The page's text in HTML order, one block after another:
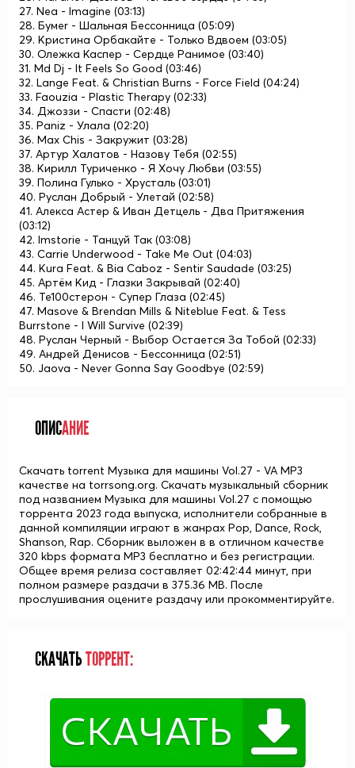
27. Nea - Imagine (03:13)
28. Бумеr - Шальная Бессонница (05:09)
29. Кристина Орбакайте - Только Вдвоем (03:05)
30. Олежка Каспер - Сердце Ранимое (03:40)
31. Md Dj - It Feels So Good (03:46)
32. Lange Feat. & Christian Burns - Force Field (04:24)
33. Faouzia - Plastic Therapy (02:33)
34. Джоззи - Спасти (02:48)
35. Paniz - Улала (02:20)
36. Max Chis - Закружит (03:28)
37. Артур Халатов - Назову Тебя (02:55)
38. Кирилл Туриченко - Я Хочу Любви (03:55)
39. Полина Гулько - Хрусталь (03:01)
40. Руслан Добрый - Улетай (02:58)
41. Алекса Астер & Иван Детцель - Два Притяжения
(03:12)
42. Imstorie - Танцуй Так (03:08)
43. Carrie Underwood - Take Me Out (04:03)
44. Kura Feat. & Bia Caboz - Sentir Saudade (03:25)
45. Артём Кид - Глазки Закрывай (02:40)
46. Те100стерон - Супер Глаза (02:45)
47. Masove & Brendan Mills & Niteblue Feat. & Tess
Burrstone - I Will Survive (02:39)
48. Руслан Черный - Выбор Остается За Тобой (02:33)
49. Андрей Денисов - Бессонница (02:51)
50. Jaova - Never Gonna Say Goodbye (02:59)
ОПИСАНИЕ
Скачать torrent Музыка для машины Vol.27 - VA MP3
качестве на torrsong.org. Скачать музыкальный сборник
под названием Музыка для машины Vol.27 с помощью
торрента 2023 года выпуска, исполнители собранные в
данной компиляции играют в жанрах Pop, Dance, Rock,
Shanson, Rap. Сборник выложен в в отличном качестве
320 kbps формата MP3 бесплатно и без регистрации.
Общее время релиза составляет 02:42:44 минут, при
полном размере раздачи в 375.36 MB. После
прослушивания оцените раздачу или прокомментируйте.
СКАЧАТЬТОРРЕНТ: